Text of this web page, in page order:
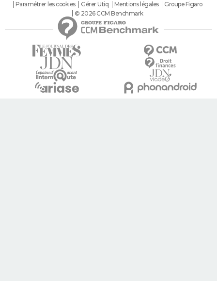
Paramétrer les cookies
Gérer Utiq Mentions légales
Groupe Figaro
© 2026 CCM Benchmark